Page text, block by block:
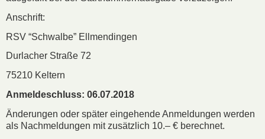
Anschrift:
RSV “Schwalbe” Ellmendingen
Durlacher Straße 72
75210 Keltern
Anmeldeschluss: 06.07.2018
Änderungen oder später eingehende Anmeldungen werden
als Nachmeldungen mit zusätzlich 10.– € berechnet.